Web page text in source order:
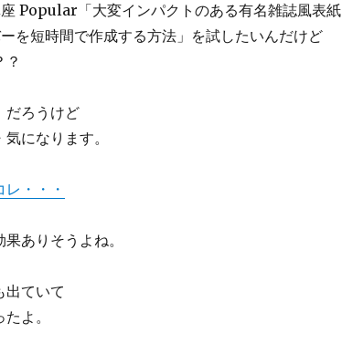
Popular「大変インパクトのある有名雑誌風表紙
を短時間で作成する方法」を試したいんだけど
だろうけど
になります。
・・・
ありそうよね。
出ていて
よ。